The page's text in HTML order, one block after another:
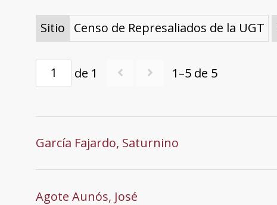
Sitio Censo de Represaliados de la UGT
de 1 1–5 de 5
García Fajardo, Saturnino
Agote Aunós, José